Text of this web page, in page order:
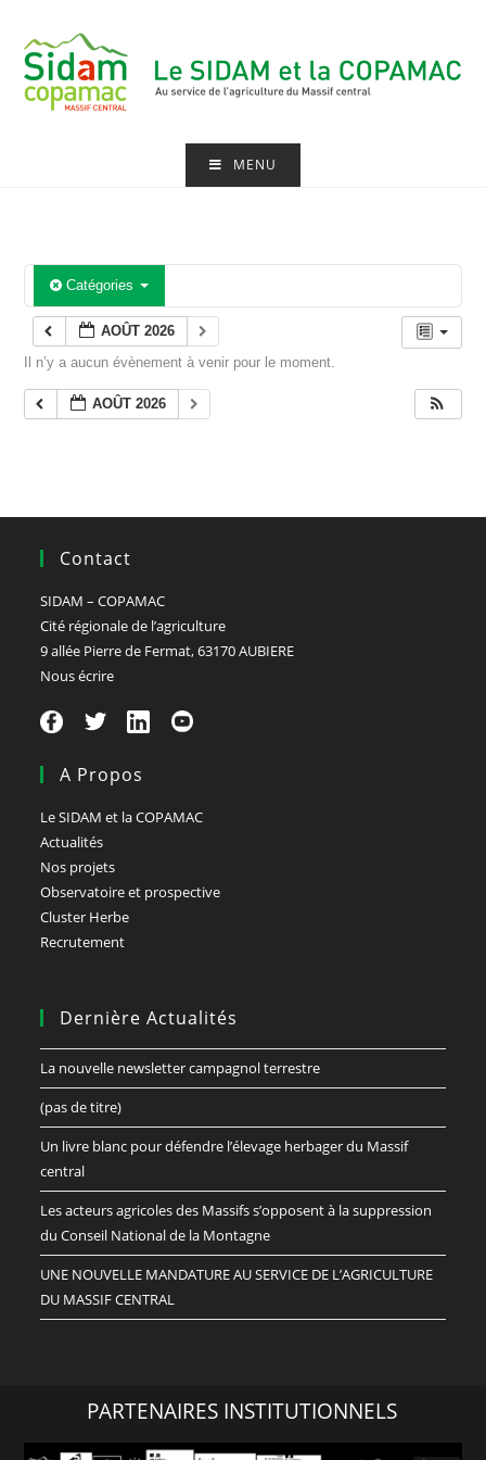
content
MENU
Catégories
AOÛT 2026
Il n’y a aucun évènement à venir pour le moment.
AOÛT 2026
Contact
SIDAM – COPAMAC
Cité régionale de l’agriculture
9 allée Pierre de Fermat, 63170 AUBIERE
Nous écrire
A Propos
Le SIDAM et la COPAMAC
Actualités
Nos projets
Observatoire et prospective
Cluster Herbe
Recrutement
Dernière Actualités
La nouvelle newsletter campagnol terrestre
(pas de titre)
Un livre blanc pour défendre l’élevage herbager du Massif
central
Les acteurs agricoles des Massifs s’opposent à la suppression
du Conseil National de la Montagne
UNE NOUVELLE MANDATURE AU SERVICE DE L’AGRICULTURE
DU MASSIF CENTRAL
PARTENAIRES INSTITUTIONNELS